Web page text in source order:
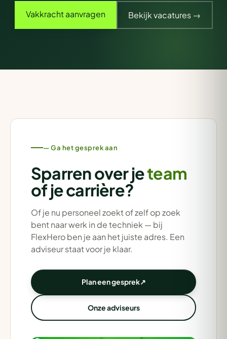
Vakkracht aanvragen Bekijk vacatures →
— Ga het gesprek aan
Sparren over jeteam
of je carrière?
Of je nu personeel zoekt of zelf op zoek
bent naar werk in de techniek — bij
FlexHero ben je aan het juiste adres. Een
adviseur staat voor je klaar.
Plan een gesprek↗
Onze adviseurs